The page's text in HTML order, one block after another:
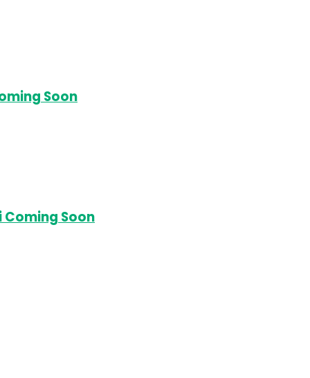
Soon
Coming Soon